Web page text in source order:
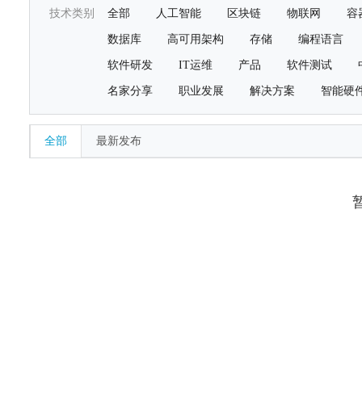
技术类别 全部 人工智能 区块链 物联网 容
数据库 高可用架构 存储 编程语言
软件研发 IT运维 产品 软件测试
名家分享 职业发展 解决方案 智能硬
全部 最新发布